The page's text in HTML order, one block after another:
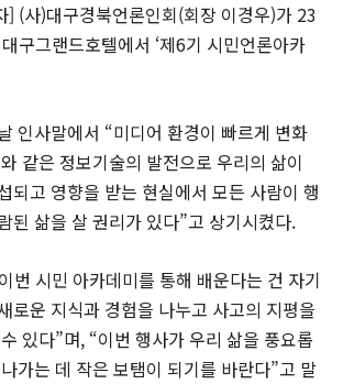
] (사)대구경북언론인회(회장 이경우)가 23
구그랜드호텔에서 ‘제6기 시민언론아카
인사말에서 “미디어 환경이 빠르게 변화
같은 정보기술의 발전으로 우리의 삶이
되고 영향을 받는 현실에서 모든 사람이 행
된 삶을 살 권리가 있다”고 상기시켰다.
번 시민 아카데미를 통해 배운다는 건 자기
로운 지식과 경험을 나누고 사고의 지평을
있다”며, “이번 행사가 우리 삶을 풍요롭
가는 데 작은 보탬이 되기를 바란다”고 말